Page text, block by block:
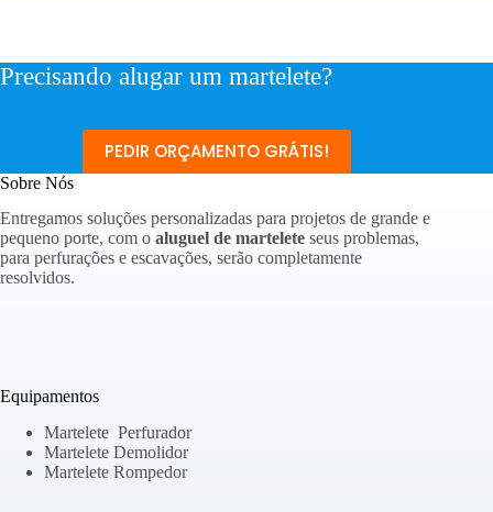
Precisando alugar um martelete?
PEDIR ORÇAMENTO GRÁTIS!
Sobre Nós
Entregamos soluções personalizadas para projetos de grande e
pequeno porte, com o aluguel de martelete seus problemas,
para perfurações e escavações, serão completamente
resolvidos.
Equipamentos
Martelete Perfurador
Martelete Demolidor
Martelete Rompedor